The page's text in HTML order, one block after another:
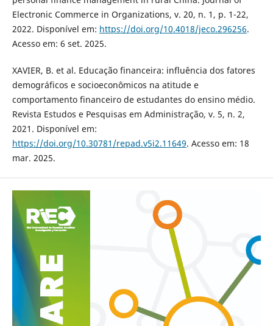
Electronic Commerce in Organizations, v. 20, n. 1, p. 1-22,
2022. Disponível em: https://doi.org/10.4018/jeco.296256.
Acesso em: 6 set. 2025.
XAVIER, B. et al. Educação financeira: influência dos fatores
demográficos e socioeconômicos na atitude e
comportamento financeiro de estudantes do ensino médio.
Revista Estudos e Pesquisas em Administração, v. 5, n. 2,
2021. Disponível em:
https://doi.org/10.30781/repad.v5i2.11649. Acesso em: 18
mar. 2025.